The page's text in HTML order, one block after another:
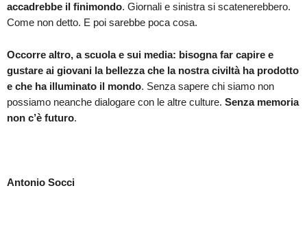
accadrebbe il finimondo. Giornali e sinistra si scatenerebbero.
Come non detto. E poi sarebbe poca cosa.
Occorre altro, a scuola e sui media: bisogna far capire e
gustare ai giovani la bellezza che la nostra civiltà ha prodotto
e che ha illuminato il mondo. Senza sapere chi siamo non
possiamo neanche dialogare con le altre culture. Senza memoria
non c’è futuro.
Antonio Socci